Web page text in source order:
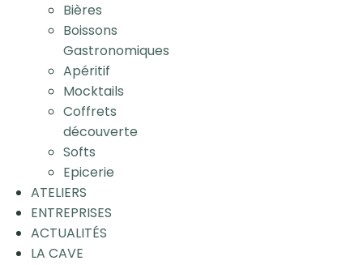
Bières
Boissons
Gastronomiques
Apéritif
Mocktails
Coffrets
découverte
Softs
Epicerie
ATELIERS
ENTREPRISES
ACTUALITÉS
LA CAVE